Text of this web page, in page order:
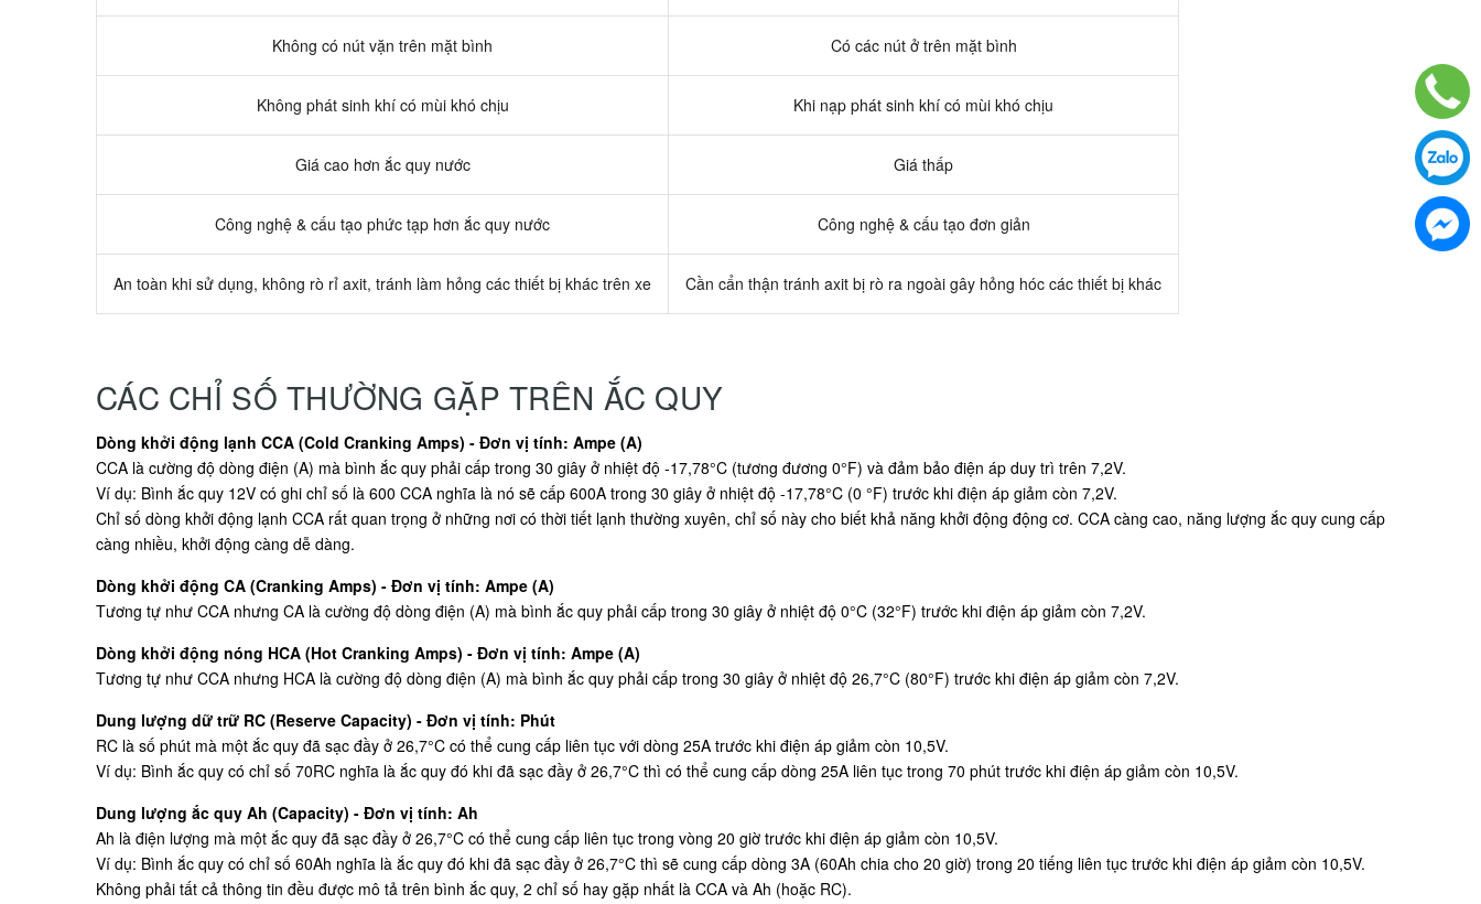
Không có nút vặn trên mặt bình Có các nút ở trên mặt bình
Không phát sinh khí có mùi khó chịu Khi nạp phát sinh khí có mùi khó chịu
Giá cao hơn ắc quy nước Giá thấp
Công nghệ & cấu tạo phức tạp hơn ắc quy nước Công nghệ & cấu tạo đơn giản
An toàn khi sử dụng, không rò rỉ axit, tránh làm hỏng các thiết bị khác trên xe Cần cẩn thận tránh axit bị rò ra ngoài gây hỏng hóc các thiết bị khác
CÁC CHỈ SỐ THƯỜNG GẶP TRÊN ẮC QUY
Dòng khởi động lạnh CCA (Cold Cranking Amps) - Đơn vị tính: Ampe (A)
CCA là cường độ dòng điện (A) mà bình ắc quy phải cấp trong 30 giây ở nhiệt độ -17,78°C (tương đương 0°F) và đảm bảo điện áp duy trì trên 7,2V.
Ví dụ: Bình ắc quy 12V có ghi chỉ số là 600 CCA nghĩa là nó sẽ cấp 600A trong 30 giây ở nhiệt độ -17,78°C (0 °F) trước khi điện áp giảm còn 7,2V.
Chỉ số dòng khởi động lạnh CCA rất quan trọng ở những nơi có thời tiết lạnh thường xuyên, chỉ số này cho biết khả năng khởi động động cơ. CCA càng cao, năng lượng ắc quy cung cấp
càng nhiều, khởi động càng dễ dàng.
Dòng khởi động CA (Cranking Amps) - Đơn vị tính: Ampe (A)
Tương tự như CCA nhưng CA là cường độ dòng điện (A) mà bình ắc quy phải cấp trong 30 giây ở nhiệt độ 0°C (32°F) trước khi điện áp giảm còn 7,2V.
Dòng khởi động nóng HCA (Hot Cranking Amps) - Đơn vị tính: Ampe (A)
Tương tự như CCA nhưng HCA là cường độ dòng điện (A) mà bình ắc quy phải cấp trong 30 giây ở nhiệt độ 26,7°C (80°F) trước khi điện áp giảm còn 7,2V.
Dung lượng dữ trữ RC (Reserve Capacity) - Đơn vị tính: Phút
RC là số phút mà một ắc quy đã sạc đầy ở 26,7°C có thể cung cấp liên tục với dòng 25A trước khi điện áp giảm còn 10,5V.
Ví dụ: Bình ắc quy có chỉ số 70RC nghĩa là ắc quy đó khi đã sạc đầy ở 26,7°C thì có thể cung cấp dòng 25A liên tục trong 70 phút trước khi điện áp giảm còn 10,5V.
Dung lượng ắc quy Ah (Capacity) - Đơn vị tính: Ah
Ah là điện lượng mà một ắc quy đã sạc đầy ở 26,7°C có thể cung cấp liên tục trong vòng 20 giờ trước khi điện áp giảm còn 10,5V.
Ví dụ: Bình ắc quy có chỉ số 60Ah nghĩa là ắc quy đó khi đã sạc đầy ở 26,7°C thì sẽ cung cấp dòng 3A (60Ah chia cho 20 giờ) trong 20 tiếng liên tục trước khi điện áp giảm còn 10,5V.
Không phải tất cả thông tin đều được mô tả trên bình ắc quy, 2 chỉ số hay gặp nhất là CCA và Ah (hoặc RC).